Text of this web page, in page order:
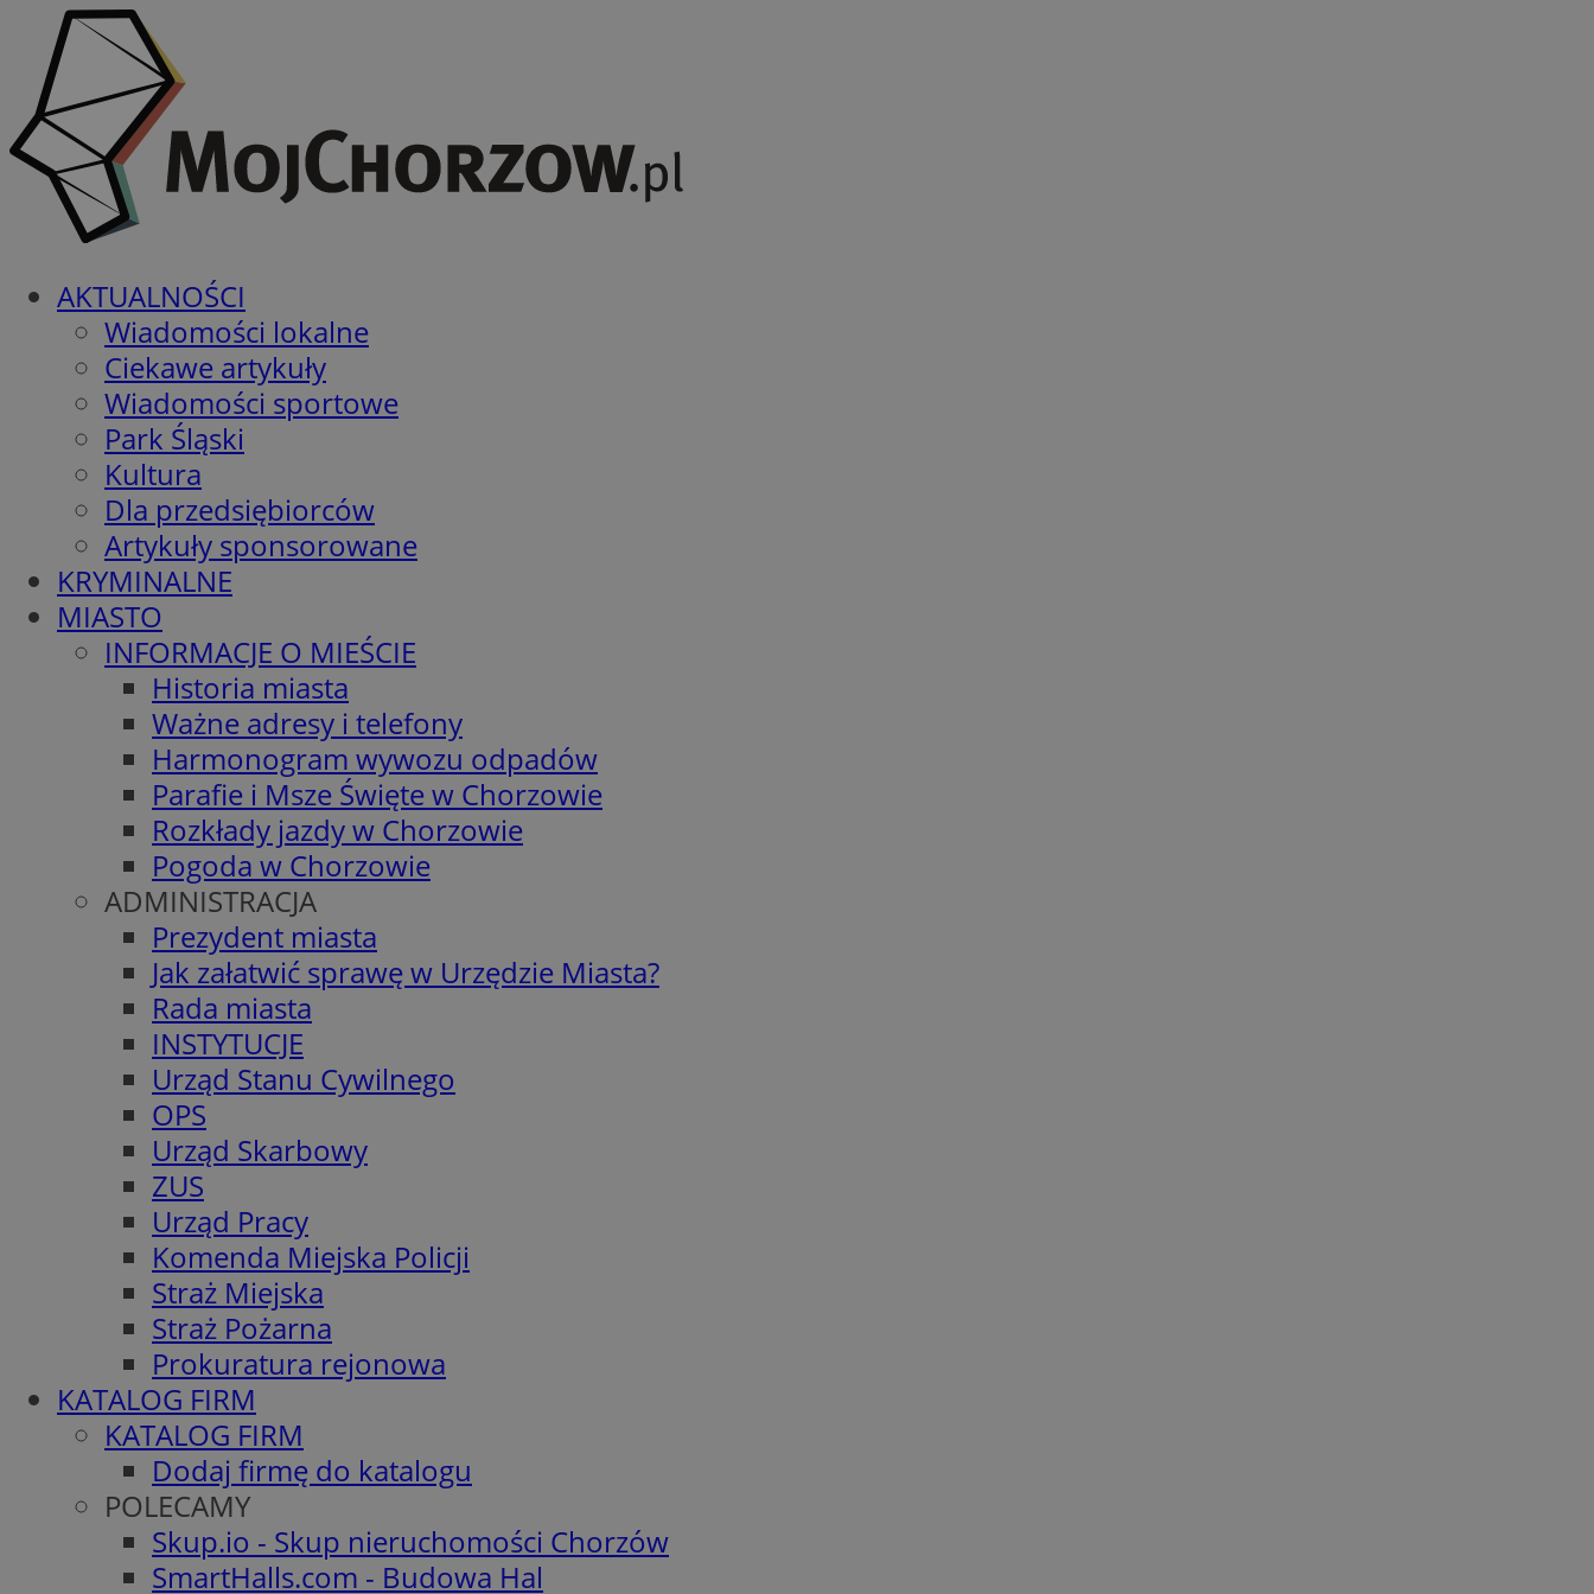
AKTUALNOŚCI
Wiadomości lokalne
Ciekawe artykuły
Wiadomości sportowe
Park Śląski
Kultura
Dla przedsiębiorców
Artykuły sponsorowane
KRYMINALNE
MIASTO
INFORMACJE O MIEŚCIE
Historia miasta
Ważne adresy i telefony
Harmonogram wywozu odpadów
Parafie i Msze Święte w Chorzowie
Rozkłady jazdy w Chorzowie
Pogoda w Chorzowie
ADMINISTRACJA
Prezydent miasta
Jak załatwić sprawę w Urzędzie Miasta?
Rada miasta
INSTYTUCJE
Urząd Stanu Cywilnego
OPS
Urząd Skarbowy
ZUS
Urząd Pracy
Komenda Miejska Policji
Straż Miejska
Straż Pożarna
Prokuratura rejonowa
KATALOG FIRM
KATALOG FIRM
Dodaj firmę do katalogu
POLECAMY
Skup.io - Skup nieruchomości Chorzów
SmartHalls.com - Budowa Hal